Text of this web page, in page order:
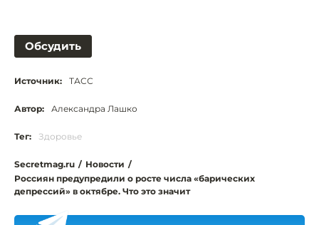
Обсудить
Источник: ТАСС
Автор: Александра Лашко
Тег: Здоровье
Secretmag.ru / Новости /
Россиян предупредили о росте числа «барических
депрессий» в октябре. Что это значит